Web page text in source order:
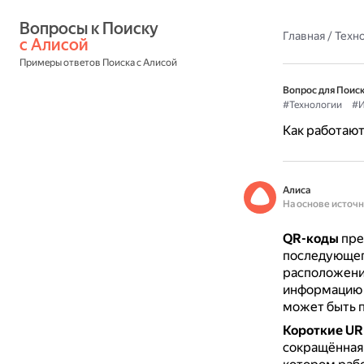
с Алисой
Примеры ответов Поиска с Алисой
Главная/
Вопрос для
#Технологии
Как
Алиса
На основе
QR-коды
информацию
может быть
Короткие